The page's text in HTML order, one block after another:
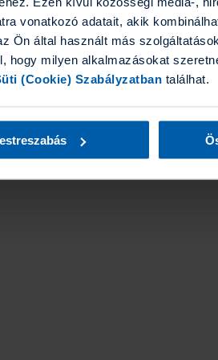
vonatkozó adatait, akik
Ön által használt más
hogy milyen alkalmazásokat
(Cookie) Szabályzatban találhat.
A több mint két évtized